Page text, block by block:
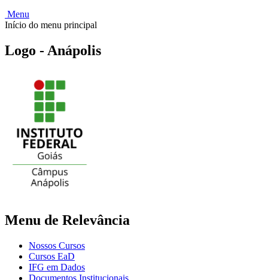
Menu
Início do menu principal
Logo - Anápolis
Menu de Relevância
Nossos Cursos
Cursos EaD
IFG em Dados
Documentos Institucionais